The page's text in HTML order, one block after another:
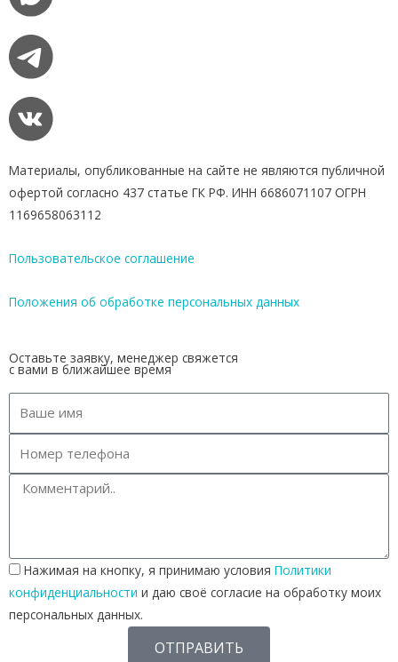
Материалы, опубликованные на сайте не являются публичной
офертой согласно 437 статье ГК РФ. ИНН 6686071107 ОГРН
1169658063112
Пользовательское соглашение
Положения об обработке персональных данных
Оставьте заявку, менеджер свяжется
с вами в ближайшее время
Нажимая на кнопку, я принимаю условия Политики
конфиденциальности и даю своё согласие на обработку моих
персональных данных.
ОТПРАВИТЬ